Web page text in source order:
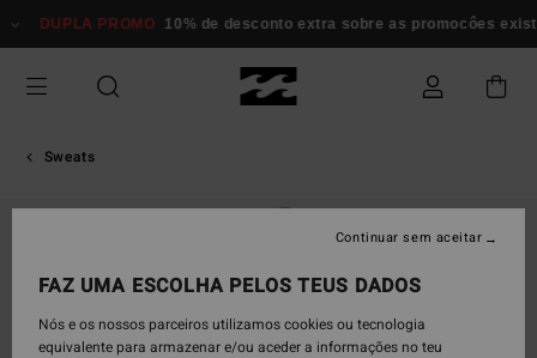
para
informação
DUPLA PROMO 10% de desconto extra sobre as promocôes
Sweats
FAZ UMA ESCOLHA PELOS TEUS DADOS
Nós e os nossos parceiros utilizamos cookies ou tecnologia
equivalente para armazenar e/ou aceder a informações no teu
Continuar sem aceitar